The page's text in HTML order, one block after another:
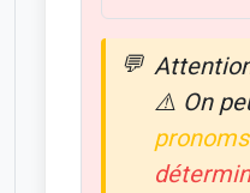
⚠️ On
pronoms